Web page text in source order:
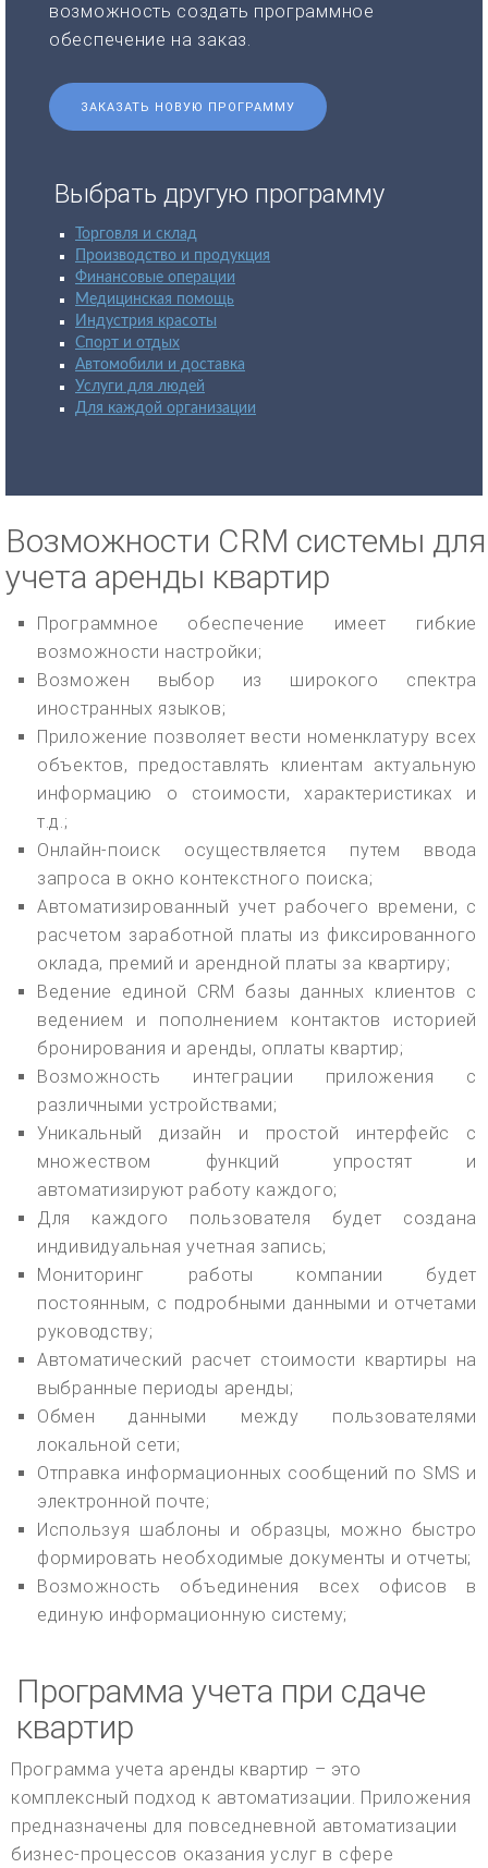
возможность создать программное
обеспечение на заказ.
ЗАКАЗАТЬ НОВУЮ ПРОГРАММУ
Выбрать другую программу
Торговля и склад
Производство и продукция
Финансовые операции
Медицинская помощь
Индустрия красоты
Спорт и отдых
Автомобили и доставка
Услуги для людей
Для каждой организации
Возможности CRM системы для
учета аренды квартир
Программное обеспечение имеет гибкие
возможности настройки;
Возможен выбор из широкого спектра
иностранных языков;
Приложение позволяет вести номенклатуру всех
объектов, предоставлять клиентам актуальную
информацию о стоимости, характеристиках и
т.д.;
Онлайн-поиск осуществляется путем ввода
запроса в окно контекстного поиска;
Автоматизированный учет рабочего времени, с
расчетом заработной платы из фиксированного
оклада, премий и арендной платы за квартиру;
Ведение единой CRM базы данных клиентов с
ведением и пополнением контактов историей
бронирования и аренды, оплаты квартир;
Возможность интеграции приложения с
различными устройствами;
Уникальный дизайн и простой интерфейс с
множеством функций упростят и
автоматизируют работу каждого;
Для каждого пользователя будет создана
индивидуальная учетная запись;
Мониторинг работы компании будет
постоянным, с подробными данными и отчетами
руководству;
Автоматический расчет стоимости квартиры на
выбранные периоды аренды;
Обмен данными между пользователями
локальной сети;
Отправка информационных сообщений по SMS и
электронной почте;
Используя шаблоны и образцы, можно быстро
формировать необходимые документы и отчеты;
Возможность объединения всех офисов в
единую информационную систему;
Программа учета при сдаче
квартир
Программа учета аренды квартир – это
комплексный подход к автоматизации. Приложения
предназначены для повседневной автоматизации
бизнес-процессов оказания услуг в сфере